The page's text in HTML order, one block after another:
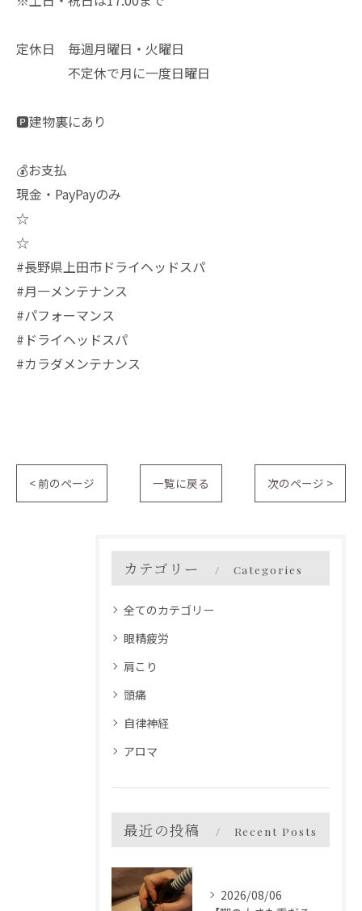
定休日 毎週月曜日・火曜日
不定休で月に一度日曜日
🅿️建物裏にあり
💰お支払
現金・PayPayのみ
☆
☆
#長野県上田市ドライヘッドスパ
#月一メンテナンス
#パフォーマンス
#ドライヘッドスパ
#カラダメンテナンス
< 前のページ 一覧に戻る 次のページ >
カテゴリー Categories
全てのカテゴリー
眼精疲労
肩こり
頭痛
自律神経
アロマ
最近の投稿 Recent Posts
2026/08/06